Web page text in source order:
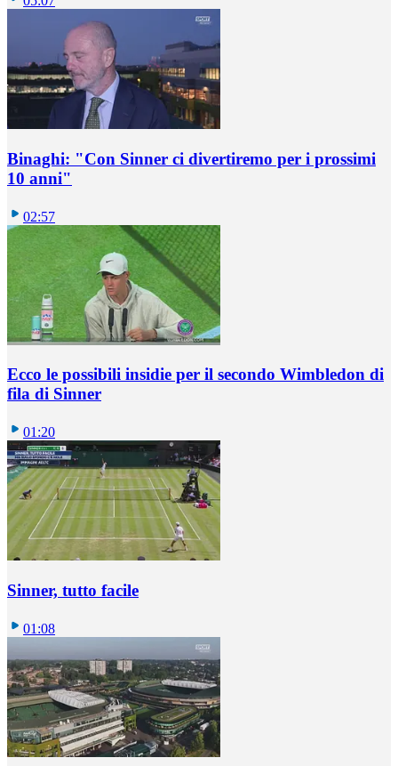
Binaghi: "Con Sinner ci divertiremo per i prossimi
10 anni"
02:57
Ecco le possibili insidie per il secondo Wimbledon di
fila di Sinner
01:20
Sinner, tutto facile
01:08